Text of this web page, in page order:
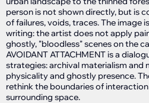
person is not shown directly, but is
of failures, voids, traces. The image
writing: the artist does not apply
ghostly, "bloodless" scenes on the
​​AVOIDANT ATTACHMENT is a
strategies: archival materialism and
physicality and ghostly presence.
rethink the boundaries of
surrounding space.